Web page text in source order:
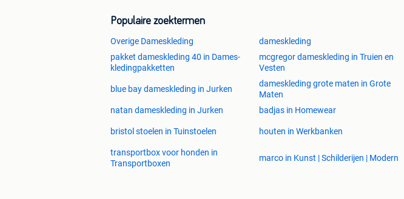
Populaire zoektermen
Overige Dameskleding dameskleding
pakket dameskleding 40 in Dames-
kledingpakketten
mcgregor dameskleding in Truien en
Vesten
blue bay dameskleding in Jurken
dameskleding grote maten in Grote
Maten
natan dameskleding in Jurken
badjas in Homewear
bristol stoelen in Tuinstoelen houten in Werkbanken
transportbox voor honden in
Transportboxen
marco in Kunst | Schilderijen | Modern